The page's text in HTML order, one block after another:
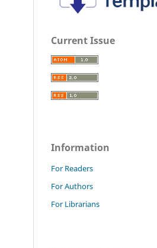
Current Issue
Information
For Readers
For Authors
For Librarians